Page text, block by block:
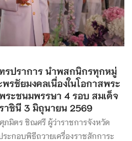
รปราการ นำพสกนิกรทุกหมู่
รชัยมงคลเนื่องในโอกาสพระ
ระชนมพรรษา 4 รอบ สมเด็จ
าชินี 3 มิถุนายน 2569
มิตร ชิณศรี ผู้ว่าราชการจังหวัด
ะกอบพิธีถวายเครื่องราชสักการะ